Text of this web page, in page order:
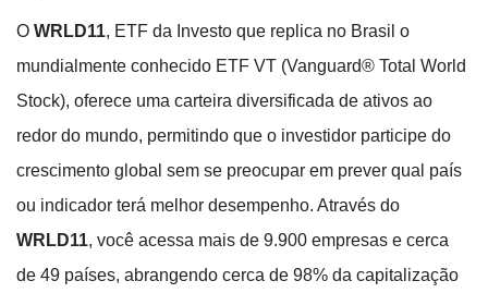
O WRLD11, ETF da Investo que replica no Brasil o
mundialmente conhecido ETF VT (Vanguard®️ Total World
Stock), oferece uma carteira diversificada de ativos ao
redor do mundo, permitindo que o investidor participe do
crescimento global sem se preocupar em prever qual país
ou indicador terá melhor desempenho. Através do
WRLD11, você acessa mais de 9.900 empresas e cerca
de 49 países, abrangendo cerca de 98% da capitalização